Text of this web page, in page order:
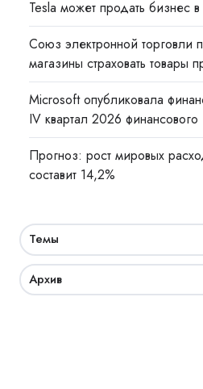
Tesla может продать бизнес
Союз электронной торговли
магазины страховать товары
Microsoft опубликовала
IV квартал 2026 финансового
Прогноз: рост мировых
составит 14,2%
Темы
Архив